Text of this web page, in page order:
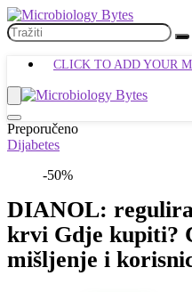
CLICK TO ADD YOUR
Preporučeno
Dijabetes
-50%
DIANOL:
krvi Gdje kupiti?
mišljenje i